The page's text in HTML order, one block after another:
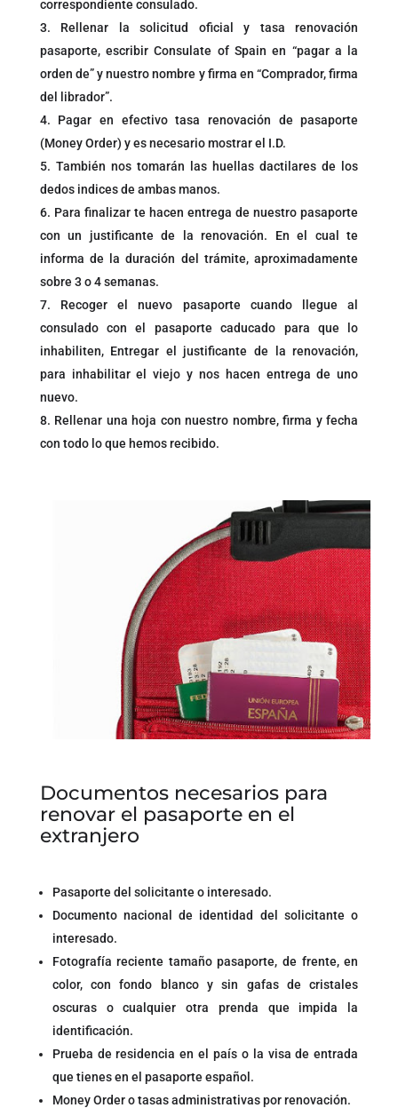
correspondiente consulado.
Rellenar la solicitud oficial y tasa renovación
pasaporte, escribir Consulate of Spain en “pagar a la
orden de” y nuestro nombre y firma en “Comprador, firma
del librador”.
Pagar en efectivo tasa renovación de pasaporte
(Money Order) y es necesario mostrar el I.D.
También nos tomarán las huellas dactilares de los
dedos indices de ambas manos.
Para finalizar te hacen entrega de nuestro pasaporte
con un justificante de la renovación. En el cual te
informa de la duración del trámite, aproximadamente
sobre 3 o 4 semanas.
Recoger el nuevo pasaporte cuando llegue al
consulado con el pasaporte caducado para que lo
inhabiliten, Entregar el justificante de la renovación,
para inhabilitar el viejo y nos hacen entrega de uno
nuevo.
Rellenar una hoja con nuestro nombre, firma y fecha
con todo lo que hemos recibido.
Documentos necesarios para
renovar el pasaporte en el
extranjero
Pasaporte del solicitante o interesado.
Documento nacional de identidad del solicitante o
interesado.
Fotografía reciente tamaño pasaporte, de frente, en
color, con fondo blanco y sin gafas de cristales
oscuras o cualquier otra prenda que impida la
identificación.
Prueba de residencia en el país o la visa de entrada
que tienes en el pasaporte español.
Money Order o tasas administrativas por renovación.